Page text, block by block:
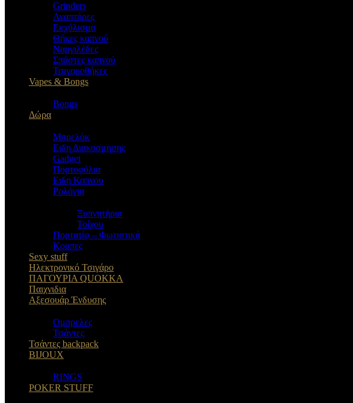
Grinders
Αναπτήρες
Εκχύλισμα
Θήκες καπνού
Ναργιλέδες
Σπάστες καπνού
Τσιγαροθήκες
Vapes & Bongs
Bongs
Δώρα
Μπρελόκ
Eιδη Διακοσμησης
Gadget
Πορτοφόλια
Ειδη Καπνου
Ρολόγια
Ξυπνητήρια
Τοίχου
Πορτατίφ – Φωτιστικά
Κουπες
Sexy stuff
Ηλεκτρονικό Τσιγάρο
ΠΑΓΟΥΡΙΑ QUOKKA
Παιχνιδια
Αξεσουάρ Ένδυσης
Oμπρελες
Τσάντες
Τσάντες backpack
BIJOUX
RINGS
POKER STUFF